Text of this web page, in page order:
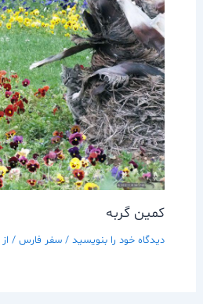
کمین گربه
دیدگاه‌ خود را بنویسید / سفر فارس/ از